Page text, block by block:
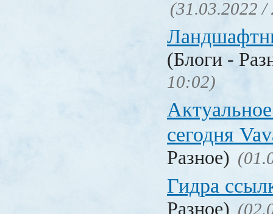
(31.03.2022 /
(Блоги -
10:02)
сегодня
Разное)
Гидра
Разное)